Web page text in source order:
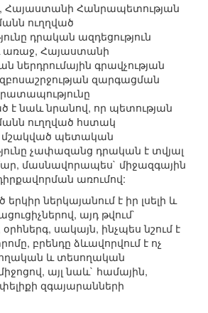
Հայաստանի Հանրապետության
ուղղված
դրական ազդեցություն
առաջ, Հայաստանի
ներդրումային գրավչության
զարգացման
է նաև նրանով, որ պետության
ուղղված հստակ
պետական
չափազանց դրական է տվյալ
մասնավորապես` միջազգային
առումով:
ներկայանում է իր լսելի և
այդ թվում`
սակայն, ինչպես նշում է
բրենդը ձևավորվում է ոչ
և տեսողական
այլ նաև` համային,
զգայարանների